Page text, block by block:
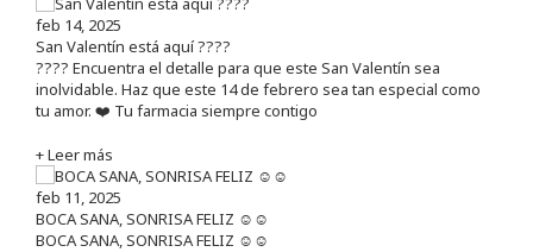
feb 14, 2025
San Valentín está aquí ????
???? Encuentra el detalle para que este San Valentín sea
inolvidable. Haz que este 14 de febrero sea tan especial como
tu amor. ❤️ Tu farmacia siempre contigo
+ Leer más
feb 11, 2025
BOCA SANA, SONRISA FELIZ ☺️☺️
BOCA SANA, SONRISA FELIZ ☺️☺️